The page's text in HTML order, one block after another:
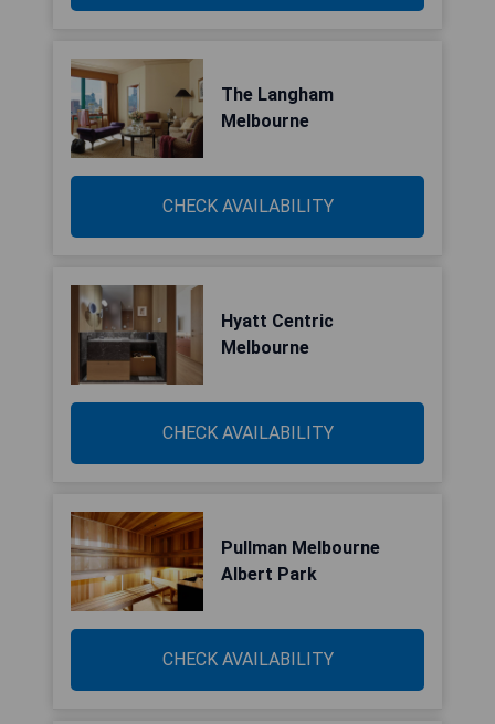
The Langham
Melbourne
CHECK AVAILABILITY
Hyatt Centric
Melbourne
CHECK AVAILABILITY
Pullman Melbourne
Albert Park
CHECK AVAILABILITY